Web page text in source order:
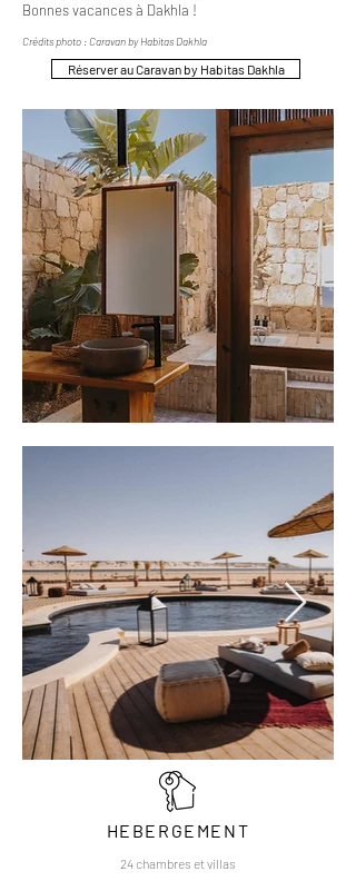
Bonnes vacances à Dakhla !
Crédits photo : Caravan by Habitas Dakhla
Réserver au Caravan by Habitas Dakhla
HEBERGEMENT
24 chambres et villas